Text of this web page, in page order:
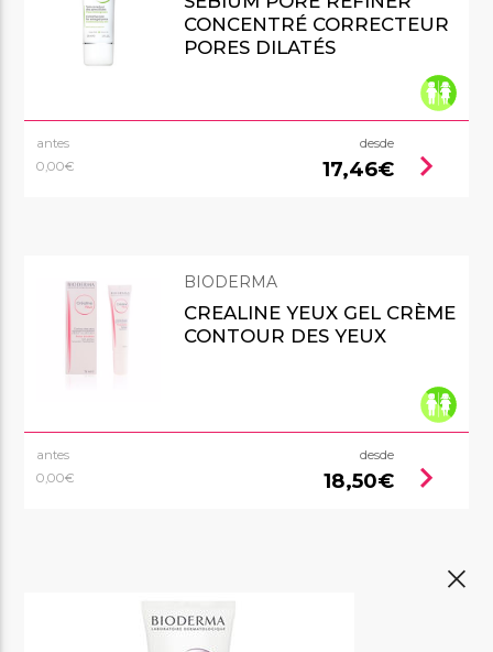
CONCENTRÉ CORRECTEUR
PORES DILATÉS
antes
0,00€
desde
17,46€ chevron_right
BIODERMA
CREALINE YEUX GEL CRÈME
CONTOUR DES YEUX
antes
0,00€
desde
18,50€ chevron_right